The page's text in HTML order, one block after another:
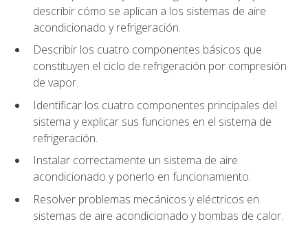
describir cómo se aplican a los sistemas de aire
acondicionado y refrigeración.
Describir los cuatro componentes básicos que
constituyen el ciclo de refrigeración por compresión
de vapor.
Identificar los cuatro componentes principales del
sistema y explicar sus funciones en el sistema de
refrigeración.
Instalar correctamente un sistema de aire
acondicionado y ponerlo en funcionamiento.
Resolver problemas mecánicos y eléctricos en
sistemas de aire acondicionado y bombas de calor.